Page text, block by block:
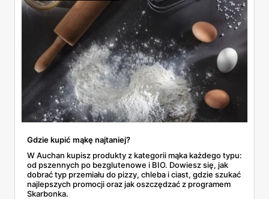
Gdzie kupić mąkę najtaniej?
W Auchan kupisz produkty z kategorii mąka każdego typu:
od pszennych po bezglutenowe i BIO. Dowiesz się, jak
dobrać typ przemiału do pizzy, chleba i ciast, gdzie szukać
najlepszych promocji oraz jak oszczędzać z programem
Skarbonka.